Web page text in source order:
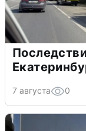
7 августа 0